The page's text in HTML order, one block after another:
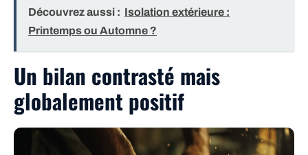
Découvrez aussi : Isolation extérieure :
Printemps ou Automne ?
Un bilan contrasté mais
globalement positif